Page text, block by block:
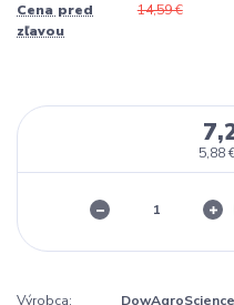
Cena pred
zľavou
14,59 €
5,88
Výrobca: